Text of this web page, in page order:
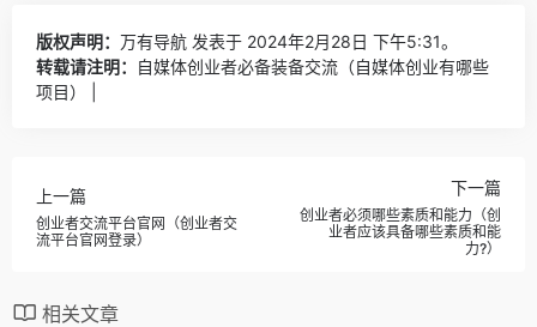
版权声明： 万有导航 发表于 2024年2月28日 下午5:31。
转载请注明：
自媒体创业者必备装备交流（自媒体创业有哪些
项目） |
上一篇
创业者交流平台官网（创业者交
流平台官网登录）
下一篇
创业者必须哪些素质和能力（创
业者应该具备哪些素质和能
力?）
相关文章